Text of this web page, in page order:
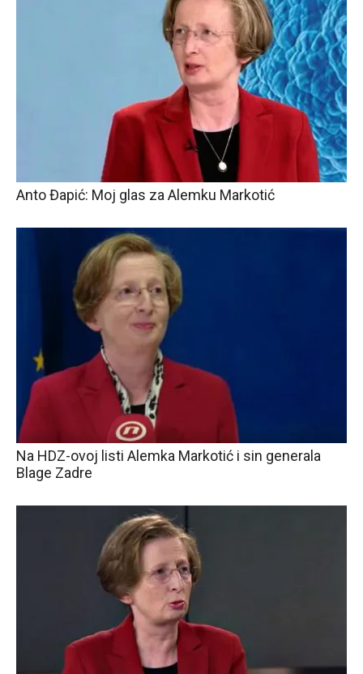
Anto Đapić: Moj glas za Alemku Markotić
Na HDZ-ovoj listi Alemka Markotić i sin generala
Blage Zadre